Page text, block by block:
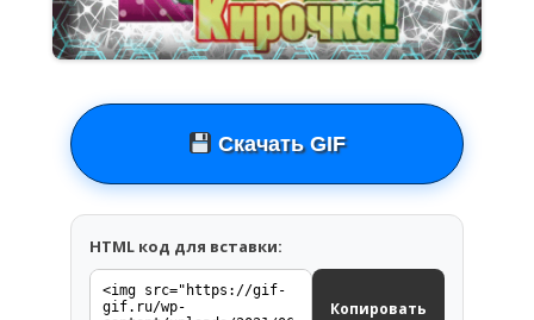
Скачать GIF
HTML код для вставки:
Копировать